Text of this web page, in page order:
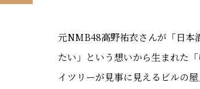
元NMB48高野祐衣さんが「日本
たい」という想いから生まれた
イツリーが見事に見えるビルの